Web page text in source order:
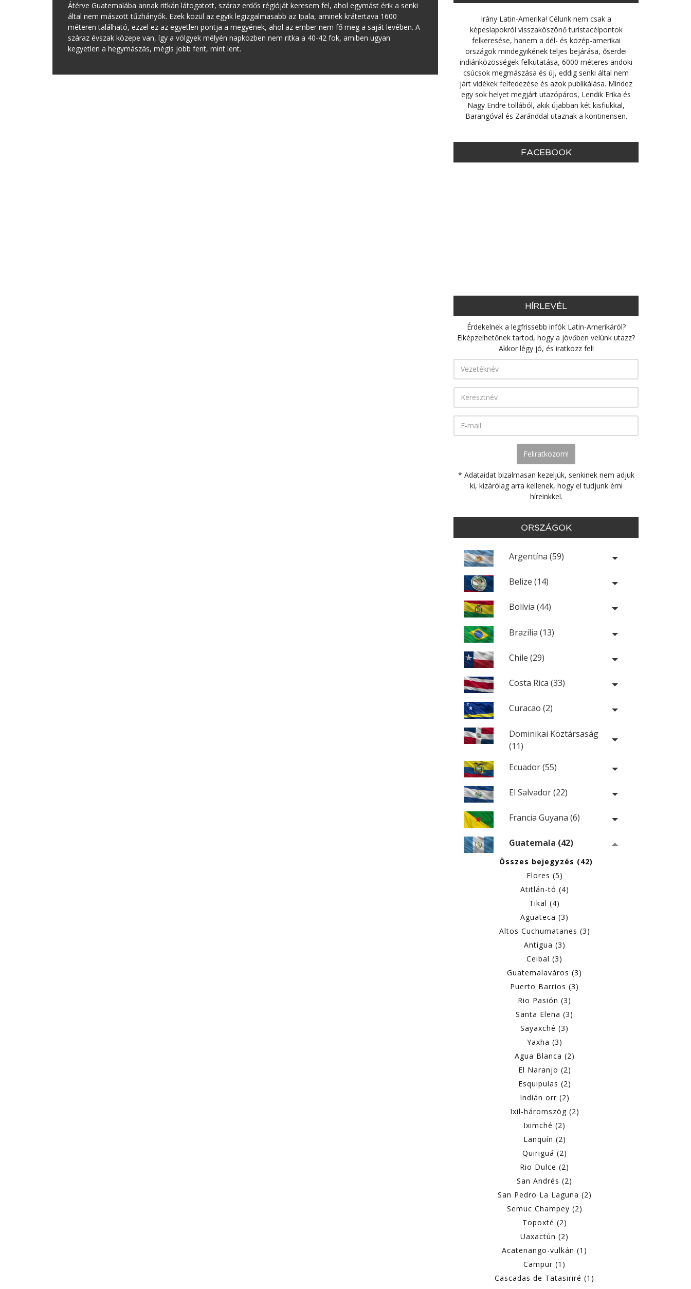
Átérve Guatemalába annak ritkán látogatott, száraz erdős régióját keresem fel, ahol egymást érik a senki
által nem mászott tűzhányók. Ezek közül az egyik legizgalmasabb az Ipala, aminek krátertava 1600
méteren található, ezzel ez az egyetlen pontja a megyének, ahol az ember nem fő meg a saját levében. A
száraz évszak közepe van, így a völgyek mélyén napközben nem ritka a 40-42 fok, amiben ugyan
kegyetlen a hegymászás, mégis jobb fent, mint lent.
Irány Latin-Amerika! Célunk nem csak a
képeslapokról visszaköszönő turistacélpontok
felkeresése, hanem a dél- és közép-amerikai
országok mindegyikének teljes bejárása, őserdei
indiánközösségek felkutatása, 6000 méteres andoki
csúcsok megmászása és új, eddig senki által nem
járt vidékek felfedezése és azok publikálása. Mindez
egy sok helyet megjárt utazópáros, Lendik Erika és
Nagy Endre tollából, akik újabban két kisfiukkal,
Barangóval és Zaránddal utaznak a kontinensen.
FACEBOOK
HÍRLEVÉL
Érdekelnek a legfrissebb infók Latin-Amerikáról?
Elképzelhetőnek tartod, hogy a jövőben velünk utazz?
Akkor légy jó, és iratkozz fel!
* Adataidat bizalmasan kezeljük, senkinek nem adjuk
ki, kizárólag arra kellenek, hogy el tudjunk érni
híreinkkel.
ORSZÁGOK
Argentína (59)
Belize (14)
Bolívia (44)
Brazília (13)
Chile (29)
Costa Rica (33)
Curacao (2)
Dominikai Köztársaság
(11)
Ecuador (55)
El Salvador (22)
Francia Guyana (6)
Guatemala (42)
Összes bejegyzés (42)
Flores (5)
Atitlán-tó (4)
Tikal (4)
Aguateca (3)
Altos Cuchumatanes (3)
Antigua (3)
Ceibal (3)
Guatemalaváros (3)
Puerto Barrios (3)
Rio Pasión (3)
Santa Elena (3)
Sayaxché (3)
Yaxha (3)
Agua Blanca (2)
El Naranjo (2)
Esquipulas (2)
Indián orr (2)
Ixil-háromszög (2)
Iximché (2)
Lanquín (2)
Quiriguá (2)
Rio Dulce (2)
San Andrés (2)
San Pedro La Laguna (2)
Semuc Champey (2)
Topoxté (2)
Uaxactún (2)
Acatenango-vulkán (1)
Campur (1)
Cascadas de Tatasiriré (1)